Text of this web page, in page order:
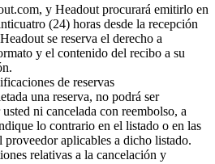
y Headout procurará emitirlo en
(24) horas desde la recepción
se reserva el derecho a
y el contenido del recibo a su
de reservas
una reserva, no podrá ser
ni cancelada con reembolso, a
lo contrario en el listado o en las
proveedor aplicables a dicho listado.
relativas a la cancelación y